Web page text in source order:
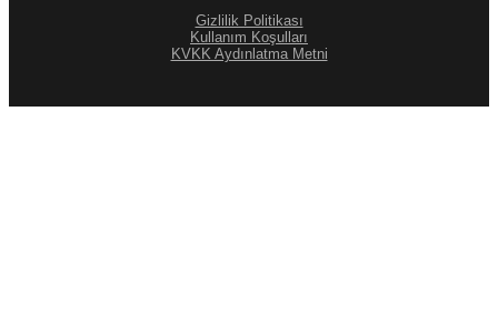
Gizlilik Politikası
Kullanım Koşulları
KVKK Aydınlatma Metni